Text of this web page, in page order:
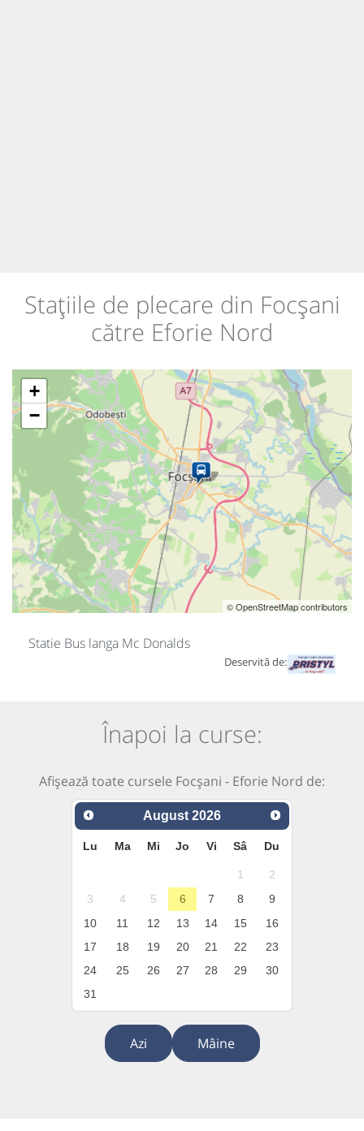
Stațiile de plecare din Focșani
către Eforie Nord
+
−
© OpenStreetMap contributors
Statie Bus langa Mc Donalds
Deservită de:
Înapoi la curse:
Afișează toate cursele Focșani - Eforie Nord de:
August 2026
Lu Ma Mi Jo Vi Sâ Du
1
2
3
4 5 6 7 8
9
10
11 12 13 14 15
16
17
18 19 20 21 22
23
24
25 26 27 28 29
30
31
Azi Mâine